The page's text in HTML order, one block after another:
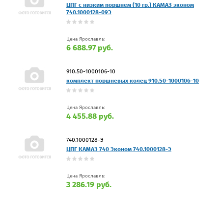
ЦПГ с низким поршнем (10 гр.) КАМАЗ эконом
740.1000128-09Э
Цена Ярославль:
6 688.97 руб.
910.50-1000106-10
комплект поршневых колец 910.50-1000106-10
Цена Ярославль:
4 455.88 руб.
740.1000128-Э
ЦПГ КАМАЗ 740 Эконом 740.1000128-Э
Цена Ярославль:
3 286.19 руб.